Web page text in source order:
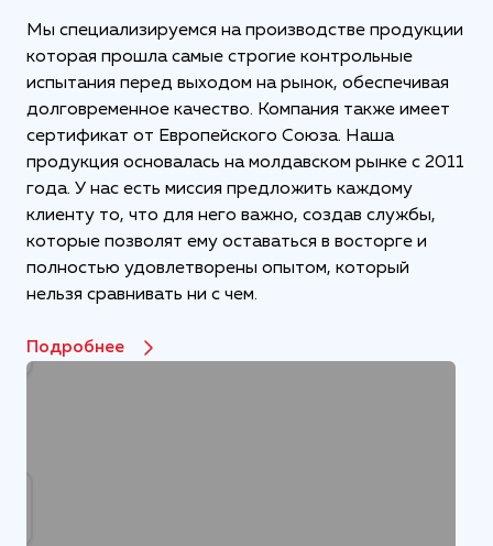
Мы специализируемся на производстве продукции
которая прошла самые строгие контрольные
испытания перед выходом на рынок, обеспечивая
долговременное качество. Компания также имеет
сертификат от Европейского Союза. Наша
продукция основалась на молдавском рынке с 2011
года. У нас есть миссия предложить каждому
клиенту то, что для него важно, создав службы,
которые позволят ему оставаться в восторге и
полностью удовлетворены опытом, который
нельзя сравнивать ни с чем.
Подробнее